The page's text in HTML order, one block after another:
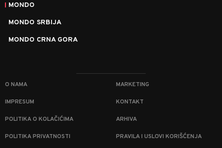
MONDO
MONDO SRBIJA
MONDO CRNA GORA
O NAMA MARKETING
IMPRESUM KONTAKT
POLITIKA O KOLAČIĆIMA ARHIVA
POLITIKA PRIVATNOSTI PRAVILA I USLOVI KORIŠĆENJA